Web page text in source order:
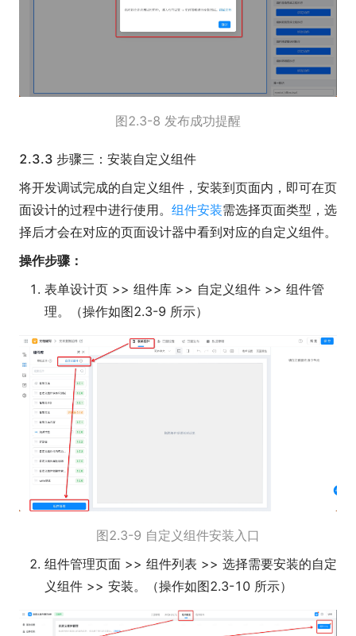
图2.3-8 发布成功提醒
2.3.3 步骤三：安装自定义组件
将开发调试完成的自定义组件，安装到页面内，即可在页
面设计的过程中进行使用。 组件安装需选择页面类型，选
择后才会在对应的页面设计器中看到对应的自定义组件。
操作步骤：
表单设计页 >> 组件库 >> 自定义组件 >> 组件管
理。（操作如图2.3-9 所示）
图2.3-9 自定义组件安装入口
组件管理页面 >> 组件列表 >> 选择需要安装的自定
义组件 >> 安装。（操作如图2.3-10 所示）